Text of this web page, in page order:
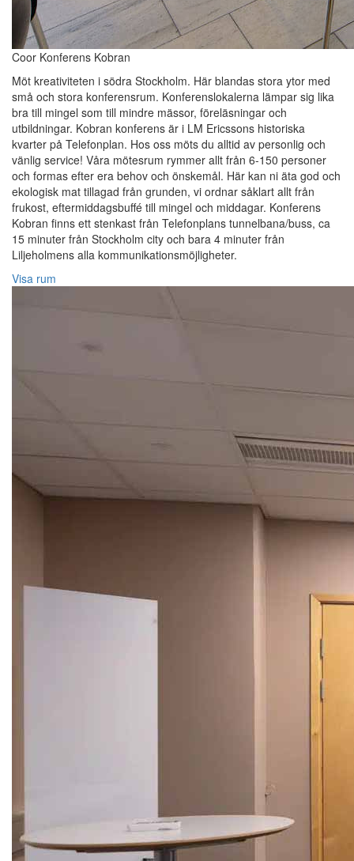
Coor Konferens Kobran
Möt kreativiteten i södra Stockholm. Här blandas stora ytor med
små och stora konferensrum. Konferenslokalerna lämpar sig lika
bra till mingel som till mindre mässor, föreläsningar och
utbildningar. Kobran konferens är i LM Ericssons historiska
kvarter på Telefonplan. Hos oss möts du alltid av personlig och
vänlig service! Våra mötesrum rymmer allt från 6-150 personer
och formas efter era behov och önskemål. Här kan ni äta god och
ekologisk mat tillagad från grunden, vi ordnar såklart allt från
frukost, eftermiddagsbuffé till mingel och middagar. Konferens
Kobran finns ett stenkast från Telefonplans tunnelbana/buss, ca
15 minuter från Stockholm city och bara 4 minuter från
Liljeholmens alla kommunikationsmöjligheter.
Visa rum